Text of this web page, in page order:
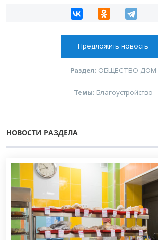
Предложить новость
Раздел: ОБЩЕСТВО ДОМ
Темы: Благоустройство
НОВОСТИ РАЗДЕЛА